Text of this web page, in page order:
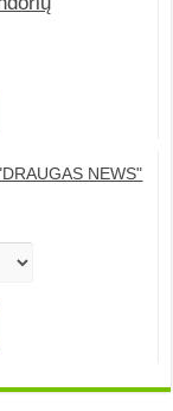
NEWS"